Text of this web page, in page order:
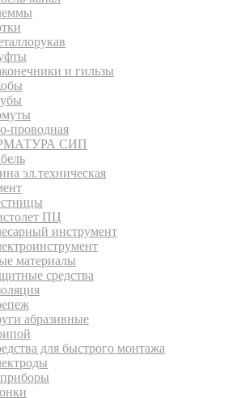
и гильзы
проводная
СИП
эл.техническая
ПЦ
инструмент
материалы
средства
абразивные
для быстрого монтажа